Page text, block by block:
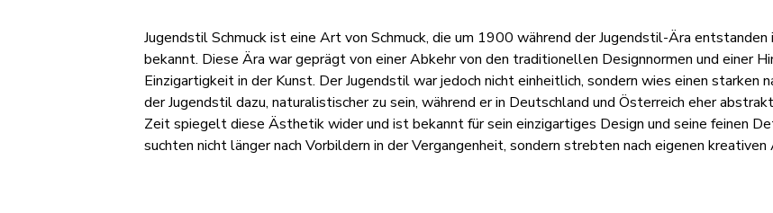
Jugendstil Schmuck ist eine Art von Schmuck, die um 1900 während der Jugendstil-Ära
bekannt. Diese Ära war geprägt von einer Abkehr von den traditionellen Designnormen und einer
Einzigartigkeit in der Kunst. Der Jugendstil war jedoch nicht einheitlich, sondern wies einen starken
der Jugendstil dazu, naturalistischer zu sein, während er in Deutschland und Österreich eher
Zeit spiegelt diese Ästhetik wider und ist bekannt für sein einzigartiges Design und seine feinen
suchten nicht länger nach Vorbildern in der Vergangenheit, sondern strebten nach eigenen kreativen